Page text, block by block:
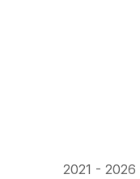
2021 - 2026